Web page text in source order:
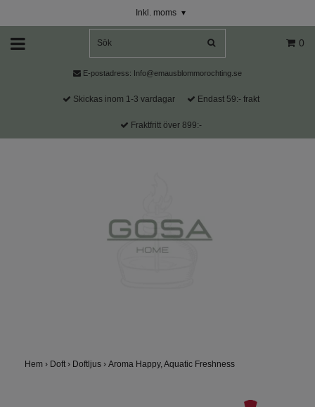
Inkl. moms ▾
0
E-postadress: Info@emausblommorochting.se
Skickas inom 1-3 vardagar Endast 59:- frakt
Fraktfritt över 899:-
Hem › Doft › Doftljus › Aroma Happy, Aquatic Freshness